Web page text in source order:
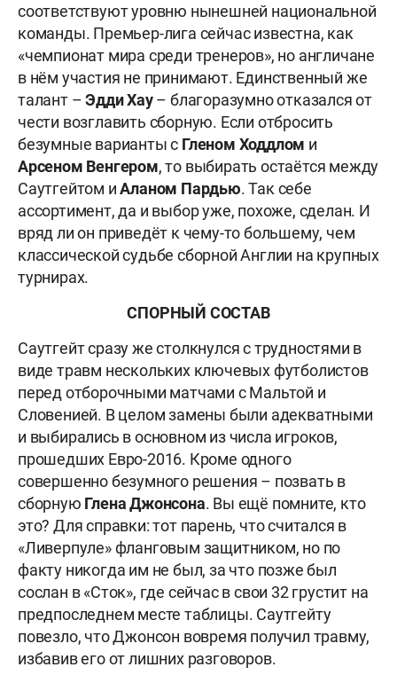
соответствуют уровню нынешней национальной
команды. Премьер-лига сейчас известна, как
«чемпионат мира среди тренеров», но англичане
в нём участия не принимают. Единственный же
талант –Эдди Хау– благоразумно отказался от
чести возглавить сборную. Если отбросить
безумные варианты с Гленом Ходдлом и
Арсеном Венгером, то выбирать остаётся между
Саутгейтом иАланом Пардью. Так себе
ассортимент, да и выбор уже, похоже, сделан. И
вряд ли он приведёт к чему-то большему, чем
классической судьбе сборной Англии на крупных
турнирах.
СПОРНЫЙ СОСТАВ
Саутгейт сразу же столкнулся с трудностями в
виде травм нескольких ключевых футболистов
перед отборочными матчами с Мальтой и
Словенией. В целом замены были адекватными
и выбирались в основном из числа игроков,
прошедших Евро-2016. Кроме одного
совершенно безумного решения – позвать в
сборную Глена Джонсона. Вы ещё помните, кто
это? Для справки: тот парень, что считался в
«Ливерпуле» фланговым защитником, но по
факту никогда им не был, за что позже был
сослан в «Сток», где сейчас в свои 32 грустит на
предпоследнем месте таблицы. Саутгейту
повезло, что Джонсон вовремя получил травму,
избавив его от лишних разговоров.